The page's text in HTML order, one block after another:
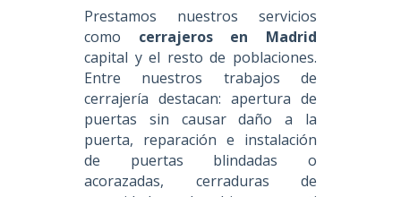
Prestamos nuestros servicios
como cerrajeros en Madrid
capital y el resto de poblaciones.
Entre nuestros trabajos de
cerrajería destacan: apertura de
puertas sin causar daño a la
puerta, reparación e instalación
de puertas blindadas o
acorazadas, cerraduras de